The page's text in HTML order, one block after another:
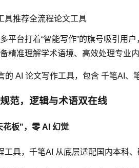
具推荐全流程论文工具
平台打着“智能写作”的旗号吸引用
精准理解学术语境、高效处理专业
AI 论文写作工具，包含 千笔AI
范，逻辑与术语双在线
花板"，零 AI 幻觉
具，千笔AI 从底层适配国内本科、